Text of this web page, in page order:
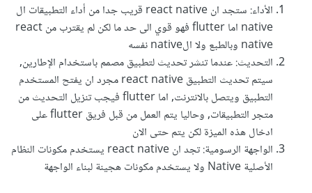
الأداء: ستجد ان react native قريب جدا من أداء التطبيقات ال
native اما flutter فهو قوي الى حد ما لكن لم يقترب من react
native وبالطبع ولا الnative نفسه
التحديث: عندما تنشر تحديث لتطبيق مصمم باستخدام الإطارين,
سيتم تحديث التطبيق react native مجرد ان يفتح المستخدم
التطبيق ويتصل بالانترنت, اما flutter فيجب تنزيل التحديث من
متجر التطبيقات, وحاليا يتم العمل من قبل فريق flutter على
ادخال هذه الميزة لكن يتم حتى الان
الواجهة الرسومية: تجد ان react native يستخدم مكونات النظام
الأصلية Native ولا يستخدم مكونات هجينة لبناء الواجهة